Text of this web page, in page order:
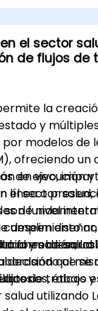
el sector
de flujos de
la
y
modelos de
ofreciendo
de ejecución
el sector salud,
son
y el
decisión que se
en vivo,
línea o
de nivel
deseen
de salud
al
éticos
formación,
de trabajo
utilizando